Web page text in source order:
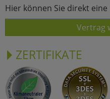
Hier können Sie direkt
Vertrag
ZERTIFIKATE